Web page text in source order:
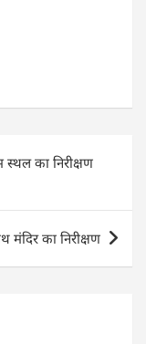
का निरीक्षण
मंदिर का निरीक्षण